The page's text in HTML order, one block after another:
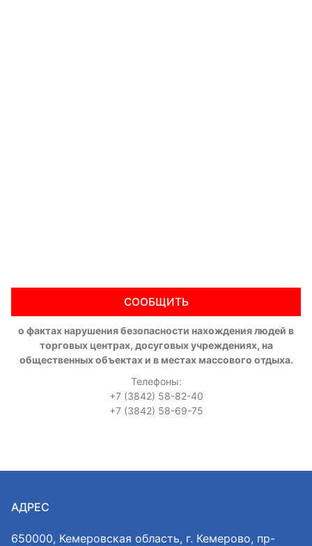
СООБЩИТЬ
о фактах нарушения безопасности нахождения людей в
торговых центрах, досуговых учреждениях, на
общественных объектах и в местах массового отдыха.
Телефоны:
+7 (3842) 58-82-40
+7 (3842) 58-69-75
АДРЕС
650000, Кемеровская область, г. Кемерово, пр-